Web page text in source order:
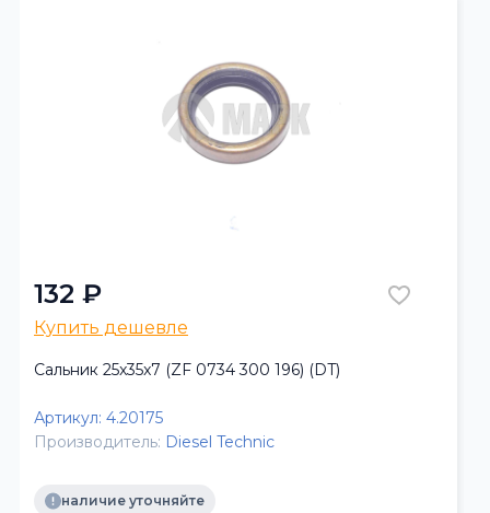
132 ₽
Купить дешевле
Сальник 25x35x7 (ZF 0734 300 196) (DT)
Артикул: 4.20175
Производитель: Diesel Technic
наличие уточняйте